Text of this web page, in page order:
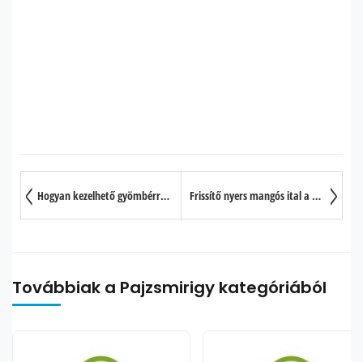
Hogyan kezelhető gyömbérrel a hányinger? Frissítő nyers mangós ital a nyári hónapokra
Továbbiak a Pajzsmirigy kategóriából